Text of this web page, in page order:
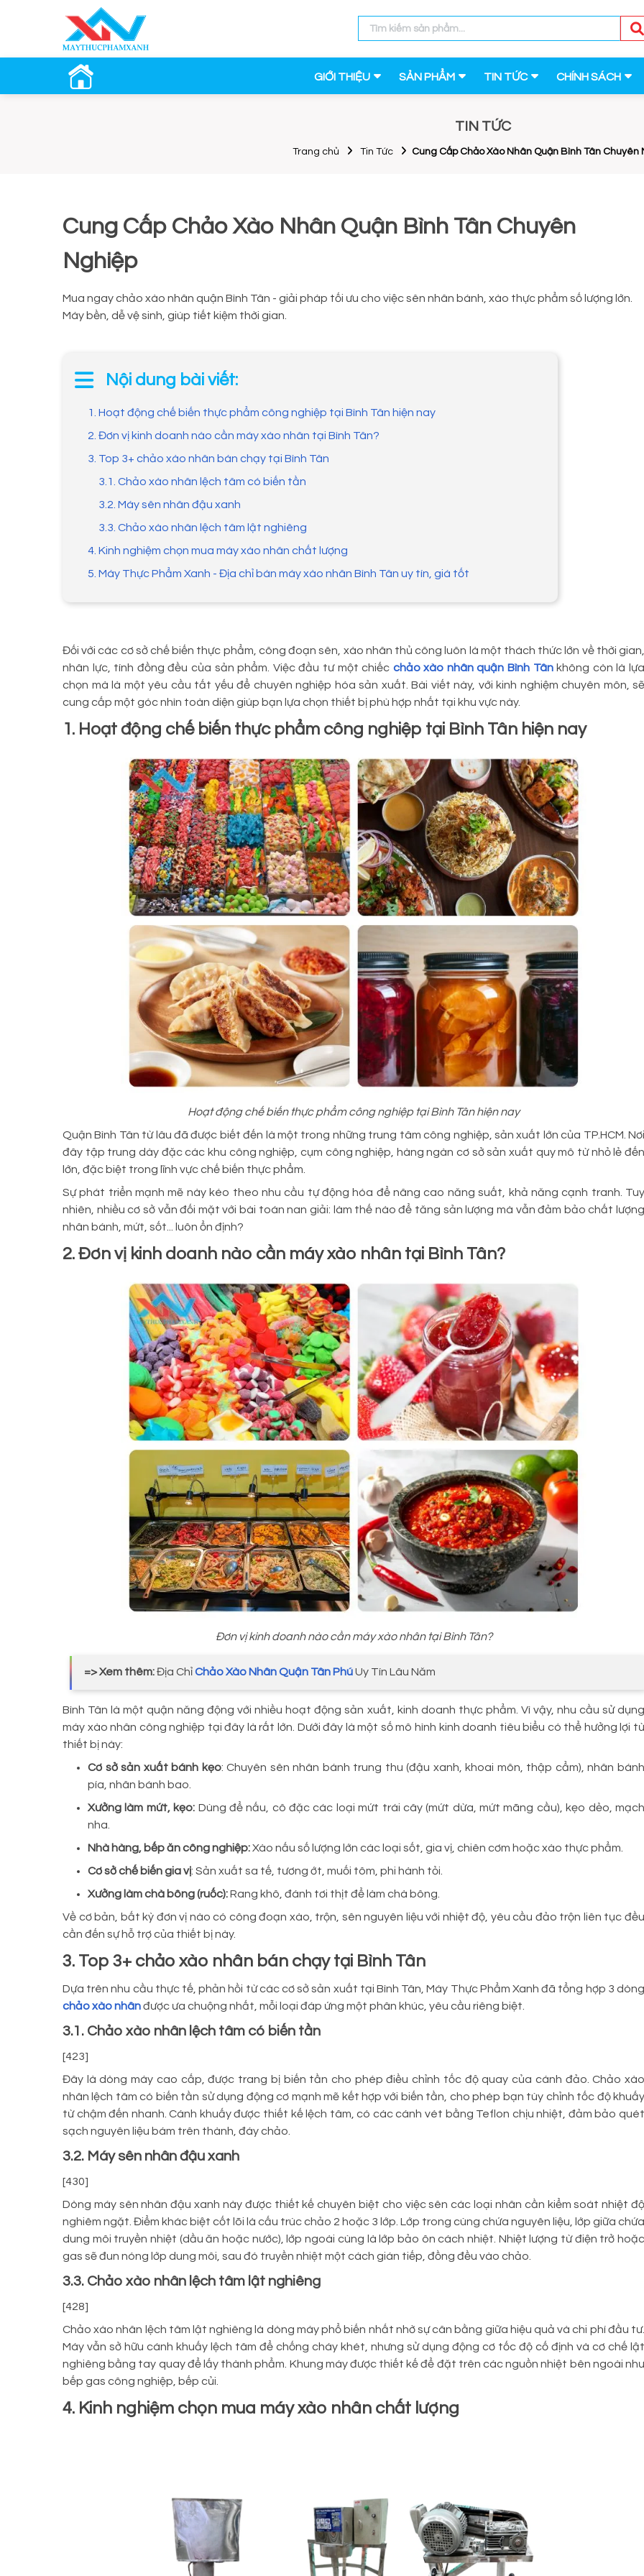
GIỚI THIỆU SẢN PHẨM TIN TỨC CHÍNH SÁCH
TIN TỨC
Trang chủ Tin Tức Cung Cấp Chảo Xào Nhân Quận Bình Tân Chuyên
Cung Cấp Chảo Xào Nhân Quận Bình Tân Chuyên
Nghiệp
Mua ngay chảo xào nhân quận Bình Tân - giải pháp tối ưu cho việc sên nhân bánh, xào thực phẩm số lượng lớn.
Máy bền, dễ vệ sinh, giúp tiết kiệm thời gian.
Nội dung bài viết:
1. Hoạt động chế biến thực phẩm công nghiệp tại Bình Tân hiện nay
2. Đơn vị kinh doanh nào cần máy xào nhân tại Bình Tân?
3. Top 3+ chảo xào nhân bán chạy tại Bình Tân
3.1. Chảo xào nhân lệch tâm có biến tần
3.2. Máy sên nhân đậu xanh
3.3. Chảo xào nhân lệch tâm lật nghiêng
4. Kinh nghiệm chọn mua máy xào nhân chất lượng
5. Máy Thực Phẩm Xanh - Địa chỉ bán máy xào nhân Bình Tân uy tín, giá tốt
Đối với các cơ sở chế biến thực phẩm, công đoạn sên, xào nhân thủ công luôn là một thách thức lớn về thời gian,
nhân lực, tính đồng đều của sản phẩm. Việc đầu tư một chiếc chảo xào nhân quận Bình Tânkhông còn là lựa
chọn mà là một yêu cầu tất yếu để chuyên nghiệp hóa sản xuất. Bài viết này, với kinh nghiệm chuyên môn, sẽ
cung cấp một góc nhìn toàn diện giúp bạn lựa chọn thiết bị phù hợp nhất tại khu vực này.
1. Hoạt động chế biến thực phẩm công nghiệp tại Bình Tân hiện nay
Hoạt động chế biến thực phẩm công nghiệp tại Bình Tân hiện nay
Quận Bình Tân từ lâu đã được biết đến là một trong những trung tâm công nghiệp, sản xuất lớn của TP.HCM. Nơi
đây tập trung dày đặc các khu công nghiệp, cụm công nghiệp, hàng ngàn cơ sở sản xuất quy mô từ nhỏ lẻ đến
lớn, đặc biệt trong lĩnh vực chế biến thực phẩm.
Sự phát triển mạnh mẽ này kéo theo nhu cầu tự động hóa để nâng cao năng suất, khả năng cạnh tranh. Tuy
nhiên, nhiều cơ sở vẫn đối mặt với bài toán nan giải: làm thế nào để tăng sản lượng mà vẫn đảm bảo chất lượng
nhân bánh, mứt, sốt... luôn ổn định?
2. Đơn vị kinh doanh nào cần máy xào nhân tại Bình Tân?
Đơn vị kinh doanh nào cần máy xào nhân tại Bình Tân?
=> Xem thêm:Địa ChỉChảo Xào Nhân Quận Tân PhúUy Tín Lâu Năm
Bình Tân là một quận năng động với nhiều hoạt động sản xuất, kinh doanh thực phẩm. Vì vậy, nhu cầu sử dụng
máy xào nhân công nghiệp tại đây là rất lớn. Dưới đây là một số mô hình kinh doanh tiêu biểu có thể hưởng lợi từ
thiết bị này:
Cơ sở sản xuất bánh kẹo: Chuyên sên nhân bánh trung thu (đậu xanh, khoai môn, thập cẩm), nhân bánh
pía, nhân bánh bao.
Xưởng làm mứt, kẹo: Dùng để nấu, cô đặc các loại mứt trái cây (mứt dừa, mứt mãng cầu), kẹo dẻo, mạch
nha.
Nhà hàng, bếp ăn công nghiệp:Xào nấu số lượng lớn các loại sốt, gia vị, chiên cơm hoặc xào thực phẩm.
Cơ sở chế biến gia vị: Sản xuất sa tế, tương ớt, muối tôm, phi hành tỏi.
Xưởng làm chà bông (ruốc):Rang khô, đánh tơi thịt để làm chà bông.
Về cơ bản, bất kỳ đơn vị nào có công đoạn xào, trộn, sên nguyên liệu với nhiệt độ, yêu cầu đảo trộn liên tục đều
cần đến sự hỗ trợ của thiết bị này.
3. Top 3+ chảo xào nhân bán chạy tại Bình Tân
Dựa trên nhu cầu thực tế, phản hồi từ các cơ sở sản xuất tại Bình Tân, Máy Thực Phẩm Xanh đã tổng hợp 3 dòng
chảo xào nhânđược ưa chuộng nhất, mỗi loại đáp ứng một phân khúc, yêu cầu riêng biệt.
3.1. Chảo xào nhân lệch tâm có biến tần
[423]
Đây là dòng máy cao cấp, được trang bị biến tần cho phép điều chỉnh tốc độ quay của cánh đảo. Chảo xào
nhân lệch tâm có biến tần sử dụng động cơ mạnh mẽ kết hợp với biến tần, cho phép bạn tùy chỉnh tốc độ khuấy
từ chậm đến nhanh. Cánh khuấy được thiết kế lệch tâm, có các cánh vét bằng Teflon chịu nhiệt, đảm bảo quét
sạch nguyên liệu bám trên thành, đáy chảo.
3.2. Máy sên nhân đậu xanh
[430]
Dòng máy sên nhân đậu xanh này được thiết kế chuyên biệt cho việc sên các loại nhân cần kiểm soát nhiệt độ
nghiêm ngặt. Điểm khác biệt cốt lõi là cấu trúc chảo 2 hoặc 3 lớp. Lớp trong cùng chứa nguyên liệu, lớp giữa chứa
dung môi truyền nhiệt (dầu ăn hoặc nước), lớp ngoài cùng là lớp bảo ôn cách nhiệt. Nhiệt lượng từ điện trở hoặc
gas sẽ đun nóng lớp dung môi, sau đó truyền nhiệt một cách gián tiếp, đồng đều vào chảo.
3.3. Chảo xào nhân lệch tâm lật nghiêng
[428]
Chảo xào nhân lệch tâm lật nghiêng là dòng máy phổ biến nhất nhờ sự cân bằng giữa hiệu quả và chi phí đầu tư.
Máy vẫn sở hữu cánh khuấy lệch tâm để chống cháy khét, nhưng sử dụng động cơ tốc độ cố định và cơ chế lật
nghiêng bằng tay quay để lấy thành phẩm. Khung máy được thiết kế để đặt trên các nguồn nhiệt bên ngoài như
bếp gas công nghiệp, bếp củi.
4. Kinh nghiệm chọn mua máy xào nhân chất lượng